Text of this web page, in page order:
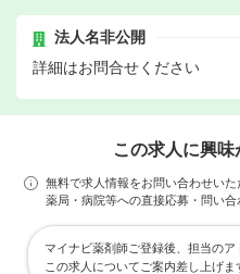
法人名非公開
詳細はお問合せください
この求人に興
無料で求人情報をお問い合わせいた
薬局・病院等への直接応募・問い合
マイナビ薬剤師ご登録後、担当のア
この求人についてご案内差し上げま